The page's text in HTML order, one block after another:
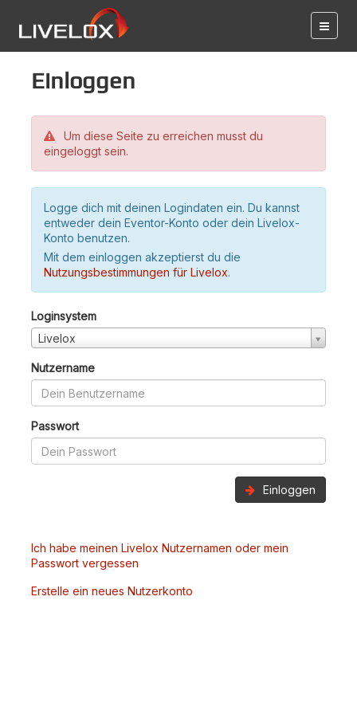
Einloggen
Um diese Seite zu erreichen musst du
eingeloggt sein.
Logge dich mit deinen Logindaten ein. Du kannst
entweder dein Eventor-Konto oder dein Livelox-
Konto benutzen.
Mit dem einloggen akzeptierst du die
Nutzungsbestimmungen für Livelox.
Loginsystem
Livelox
Nutzername
Passwort
Einloggen
Ich habe meinen Livelox Nutzernamen oder mein
Passwort vergessen
Erstelle ein neues Nutzerkonto